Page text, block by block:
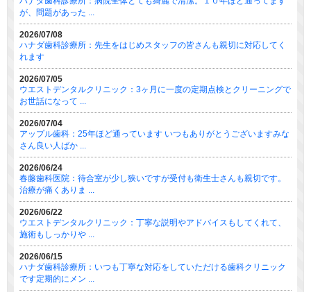
が、問題があった ...
2026/07/08
ハナダ歯科診療所：先生をはじめスタッフの皆さんも親切に対応してく
れます
2026/07/05
ウエストデンタルクリニック：3ヶ月に一度の定期点検とクリーニングで
お世話になって ...
2026/07/04
アップル歯科：25年ほど通っています いつもありがとうございますみな
さん良い人ばか ...
2026/06/24
春藤歯科医院：待合室が少し狭いですが受付も衛生士さんも親切です。
治療が痛くありま ...
2026/06/22
ウエストデンタルクリニック：丁寧な説明やアドバイスもしてくれて、
施術もしっかりや ...
2026/06/15
ハナダ歯科診療所：いつも丁寧な対応をしていただける歯科クリニック
です定期的にメン ...